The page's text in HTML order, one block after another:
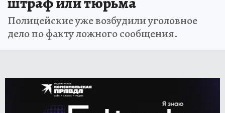
Полицейские уже возбудили уголовное
дело по факту ложного сообщения.